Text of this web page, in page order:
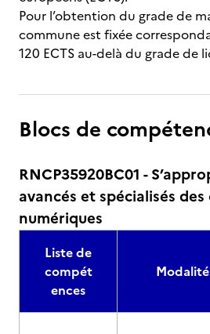
Pour l’obtention du grade de
commune est fixée
120 ECTS au-delà du grade de
Blocs de
RNCP35920BC01 -
avancés et spécialisés
numériques
Liste de
compét
ences